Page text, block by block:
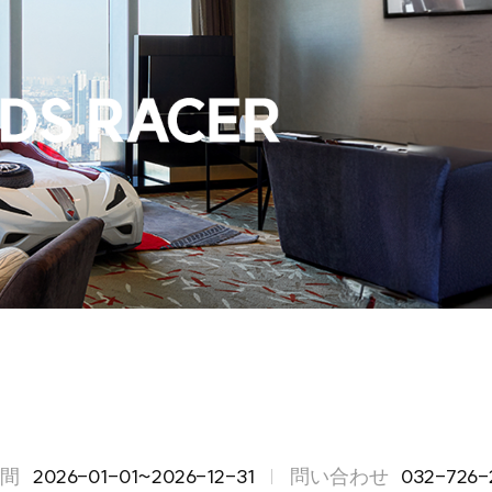
2026-01-01~2026-12-31 問い合わせ 032-726-